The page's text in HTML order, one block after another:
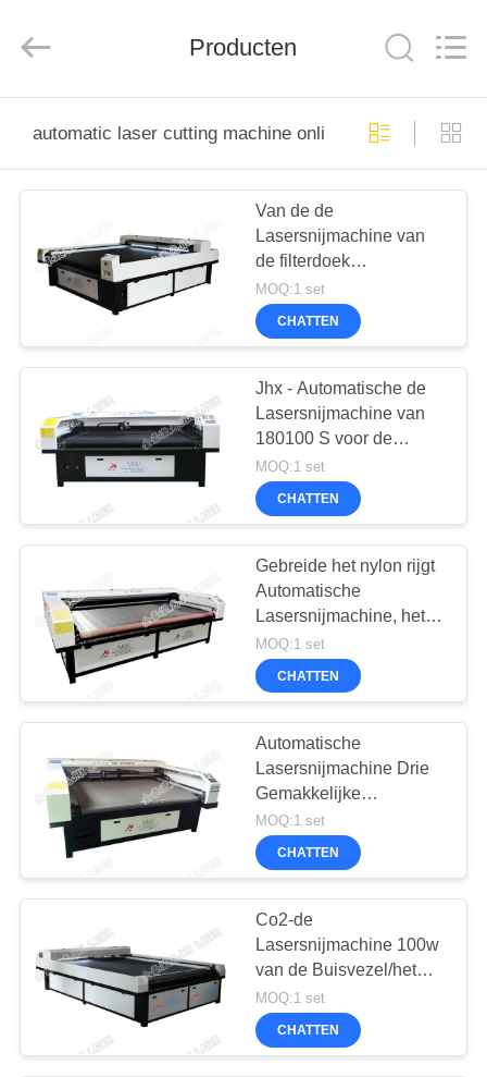
PRODUCTEN
OVER
ONS
RONDLEIDING
DE
FABRIEK
KWALITEITSCONTROLE
NEEM
CONTACT
MET
ONS
NIEUWS
GA
PRATEN.
COMPANY
NEWS
한국
Việt
JinHaoXing
Photoelectric
Co.,Ltd.
Producten
automatic laser cutting machine online fabricage
Van de de
Lasersnijmachine van
de filterdoek
Automatische
Gemakkelijke de
Verrichtings Stabiele
MOQ:1 set
CHATTEN
Jhx - Automatische de
Lasersnijmachine van
180100 S voor de
Productie van het
Gordijnkant
MOQ:1 set
CHATTEN
Gebreide het nylon rijgt
Automatische
Lasersnijmachine, het
Elastische Scherpe
Materiaal van de
Lingerielaser
MOQ:1 set
CHATTEN
Automatische
Lasersnijmachine Drie
Gemakkelijke
Verrichting van de
Hoofden de Hoge
Scherpe Snelheid
MOQ:1 set
CHATTEN
Co2-de
Lasersnijmachine 100w
van de Buisvezel/het
Plaatsen van
130w/150w-
Nauwkeurigheid
MOQ:1 set
CHATTEN